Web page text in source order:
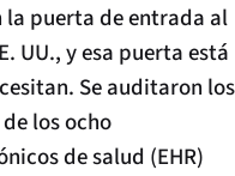
la puerta de entrada al
UU., y esa puerta está
Se auditaron los
los ocho
de salud (EHR)